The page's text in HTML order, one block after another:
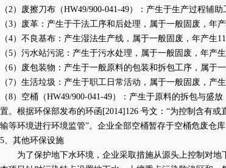
（2）废擦刀布（HW49/900-041-49）：产生于生产过程辅
（3）废革：产生于干法工序和后处理，属于一般固废，年
（4）不良基布：产生湿法生产线，属于一般固废，年产生
（5）污水站污泥：产生于污水处理，属于一般固废，年产
（6）废包装物：产生于一般原料的包装和拆包工序，属于
（ 7）生活垃圾：产生于职工日常活动，属于一般固废，产
（8）空桶（HW49/900-041-49）：产生于原料的拆包与盛
置。根据环保部发布的环函[2014]126 号文：“为控制含有
输等环境进行环境监管”。企业全部空桶暂存于空桶危废仓
5、其他环保设施
为了保护地下水环境，企业采取措施从源头上控制对